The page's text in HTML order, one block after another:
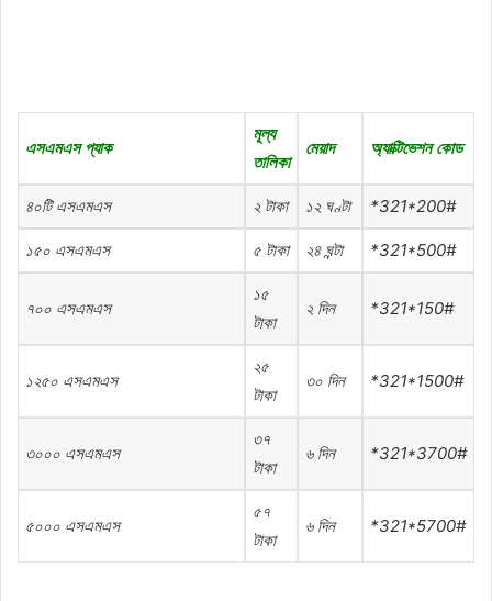
এসএমএস প্যাক
মূল্য
তালিকা
মেয়াদ অ্যাক্টিভেশন কোড
৪০টি এসএমএস ২ টাকা ১২ ঘণ্টা *321*200#
১৫০ এসএমএস ৫ টাকা ২৪ ঘন্টা *321*500#
৭০০ এসএমএস
১৫
টাকা
২ দিন *321*150#
১২৫০ এসএমএস
২৫
টাকা
৩০ দিন *321*1500#
৩০০০ এসএমএস
৩৭
টাকা
৬ দিন *321*3700#
৫০০০ এসএমএস
৫৭
টাকা
৬ দিন *321*5700#